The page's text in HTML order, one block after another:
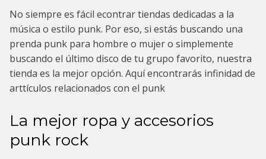
No siempre es fácil econtrar tiendas dedicadas a la
música o estilo punk. Por eso, si estás buscando una
prenda punk para hombre o mujer o simplemente
buscando el último disco de tu grupo favorito, nuestra
tienda es la mejor opción. Aquí encontrarás infinidad de
arttículos relacionados con el punk
La mejor ropa y accesorios
punk rock